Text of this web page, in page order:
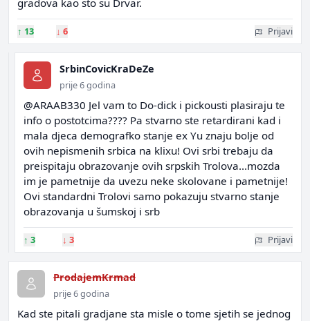
gradova kao sto su Drvar.
↑ 13 ↓ 6 Prijavi
SrbinCovicKraDeZe
prije 6 godina
@ARAAB330 Jel vam to Do-dick i pickousti plasiraju te
info o postotcima???? Pa stvarno ste retardirani kad i
mala djeca demografko stanje ex Yu znaju bolje od
ovih nepismenih srbica na klixu! Ovi srbi trebaju da
preispitaju obrazovanje ovih srpskih Trolova...mozda
im je pametnije da uvezu neke skolovane i pametnije!
Ovi standardni Trolovi samo pokazuju stvarno stanje
obrazovanja u šumskoj i srb
↑ 3 ↓ 3 Prijavi
ProdajemKrmad
prije 6 godina
Kad ste pitali gradjane sta misle o tome sjetih se jednog